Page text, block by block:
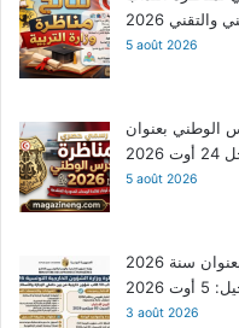
2026
5 août 2026
الوطني بعنوان
5 août 2026
مناظرة إنتداب 50 كاتب للشؤون الخارجية بعنوان سنة 2026
3 août 2026